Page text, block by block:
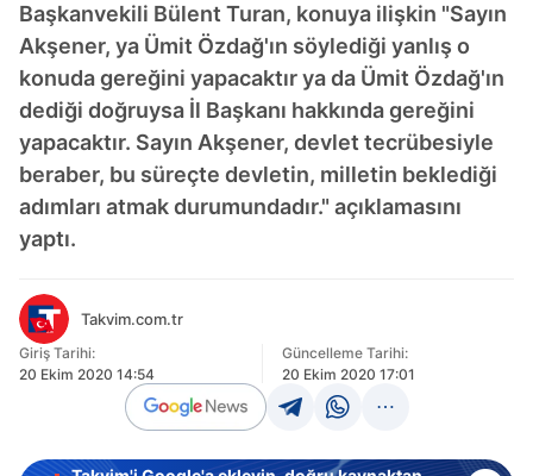
Başkanvekili Bülent Turan, konuya ilişkin "Sayın
Akşener, ya Ümit Özdağ'ın söylediği yanlış o
konuda gereğini yapacaktır ya da Ümit Özdağ'ın
dediği doğruysa İl Başkanı hakkında gereğini
yapacaktır. Sayın Akşener, devlet tecrübesiyle
beraber, bu süreçte devletin, milletin beklediği
adımları atmak durumundadır." açıklamasını
yaptı.
Takvim.com.tr
Giriş Tarihi:
20 Ekim 2020 14:54
Güncelleme Tarihi:
20 Ekim 2020 17:01